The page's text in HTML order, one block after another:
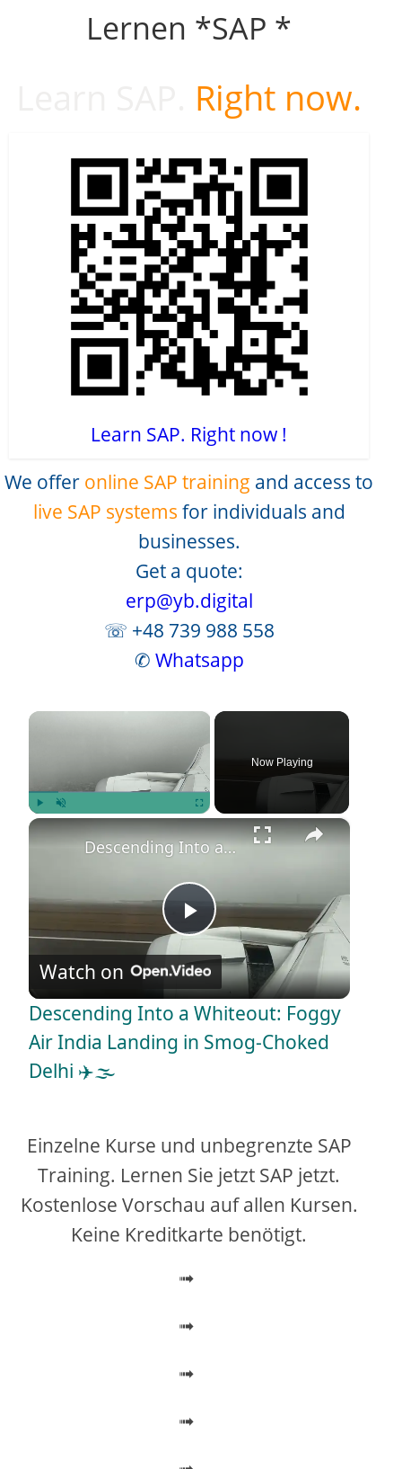
Lernen *SAP *
Right now.
Learn SAP. Right now !
We offer online SAP training and access to
live SAP systems for individuals and
businesses.
Get a quote:
erp@yb.digital
☏ +48 739 988 558
✆ Whatsapp
×
Now Playing
×
P
l
a
V
i
e
o
Descending Into a Whiteout: Foggy Air India Landing in Smog-Choked Delhi ✈️🌫️
Watch on
Descending Into a Whiteout: Foggy
Air India Landing in Smog-Choked
Delhi ✈️🌫️
Einzelne Kurse und unbegrenzte SAP
Training. Lernen Sie jetzt SAP jetzt.
Kostenlose Vorschau auf allen Kursen.
Keine Kreditkarte benötigt.
➟
➟
➟
➟